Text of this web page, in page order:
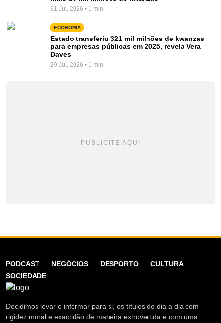
31 Jul, 2026 • 1 min
ECONOMIA
Estado transferiu 321 mil milhões de kwanzas
para empresas públicas em 2025, revela Vera
Daves
29 Jul, 2026 • 1 min
PUBLICITE AQUI
PODCAST NEGÓCIOS DESPORTO
CULTURA
SOCIEDADE
Decidimos levar e informar para si, os títulos do dia a dia com
rigidez moral e exactidão de maneira extrovertida e com uma